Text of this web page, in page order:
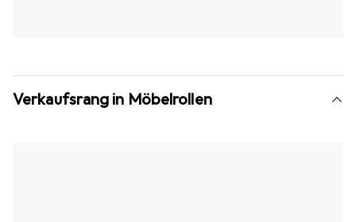
Verkaufsrang in Möbelrollen